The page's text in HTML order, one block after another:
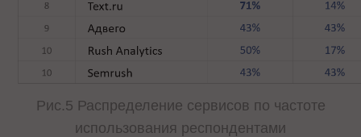
Рис.5 Распределение сервисов по частоте
использования респондентами